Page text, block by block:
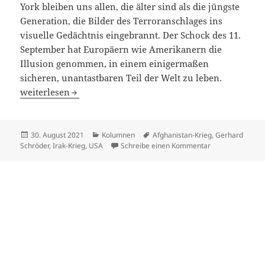
York bleiben uns allen, die älter sind als die jüngste
Generation, die Bilder des Terroranschlages ins
visuelle Gedächtnis eingebrannt. Der Schock des 11.
September hat Europäern wie Amerikanern die
Illusion genommen, in einem einigermaßen
sicheren, unantastbaren Teil der Welt zu leben.
„War on terror“ – endgültig gescheitert
weiterlesen
Veröffentlicht
am
30. August 2021 Kategorien
Kolumnen Schlagwörter
Afghanistan-Krieg,Gerhard
Schröder,Irak-Krieg, USA Schreibe einen Kommentarzu „War on